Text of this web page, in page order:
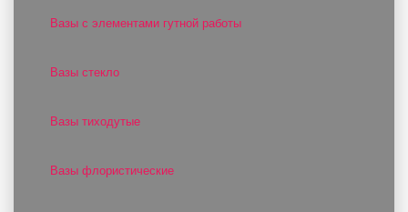
Вазы с элементами гутной работы
Вазы стекло
Вазы тиходутые
Вазы флористические